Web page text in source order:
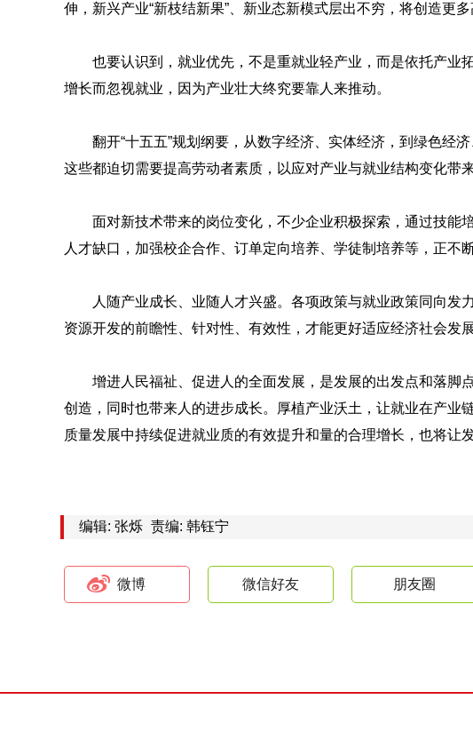
伸，新兴产业“新枝结新果”、新业态新模式层出不穷，将创造更多
也要认识到，就业优先，不是重就业轻产业，而是依托产业
增长而忽视就业，因为产业壮大终究要靠人来推动。
翻开“十五五”规划纲要，从数字经济、实体经济，到绿色经
这些都迫切需要提高劳动者素质，以应对产业与就业结构变化带
面对新技术带来的岗位变化，不少企业积极探索，通过技能
人才缺口，加强校企合作、订单定向培养、学徒制培养等，正不
人随产业成长、业随人才兴盛。各项政策与就业政策同向发
资源开发的前瞻性、针对性、有效性，才能更好适应经济社会发展
增进人民福祉、促进人的全面发展，是发展的出发点和落脚
创造，同时也带来人的进步成长。厚植产业沃土，让就业在产业
质量发展中持续促进就业质的有效提升和量的合理增长，也将让
编辑: 张烁 责编: 韩钰宁
微博 微信好友 朋友圈